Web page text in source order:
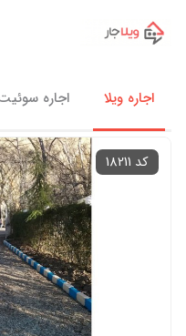
اجاره ویلا اجاره سوئیت
کد 18211